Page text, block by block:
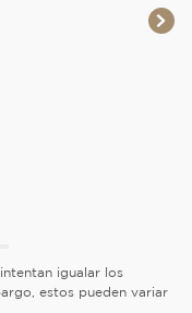
igualar los
estos pueden variar